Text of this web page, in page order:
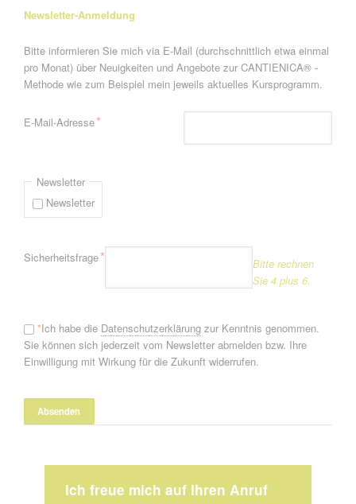
Newsletter-Anmeldung
Bitte informieren Sie mich via E-Mail (durchschnittlich etwa einmal
pro Monat) über Neuigkeiten und Angebote zur CANTIENICA® -
Methode wie zum Beispiel mein jeweils aktuelles Kursprogramm.
Pflichtfeld
E-Mail-Adresse*
Newsletter
Newsletter
Pflichtfeld
Sicherheitsfrage*
Bitte rechnen
Sie 4 plus 6.
*Ich habe die Datenschutzerklärungzur Kenntnis genommen.
Sie können sich jederzeit vom Newsletter abmelden bzw. Ihre
Einwilligung mit Wirkung für die Zukunft widerrufen.
Ich freue mich auf Ihren Anruf